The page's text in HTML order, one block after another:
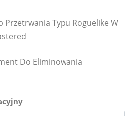
Przetrwania Typu Roguelike W
Do Eliminowania